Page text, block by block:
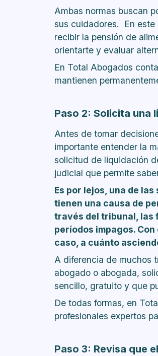
Ambas normas buscan
sus cuidadores. En este
recibir la pensión de
orientarte y evaluar
En Total Abogados
mantienen
Paso 2: Solicita una
Antes de tomar
importante entender la
solicitud de liquidación
judicial que permite
Es por lejos, una de
tienen una causa de
través del tribunal, las
períodos impagos.
caso, a cuánto
A diferencia de muchos
abogado o abogada,
sencillo, gratuito y que
De todas formas, en
profesionales expertos
Paso 3: Revisa que